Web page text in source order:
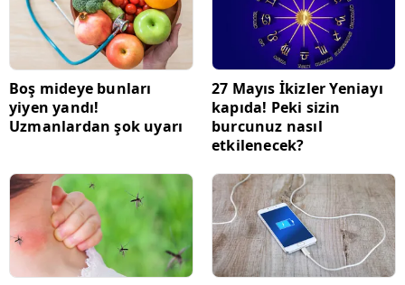
Boş mideye bunları
yiyen yandı!
Uzmanlardan şok uyarı
27 Mayıs İkizler Yeniayı
kapıda! Peki sizin
burcunuz nasıl
etkilenecek?